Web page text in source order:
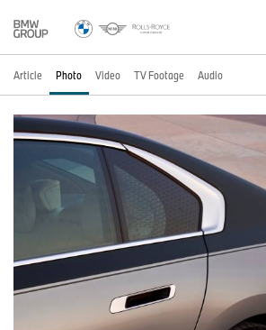
Article Photo Video TV Footage Audio